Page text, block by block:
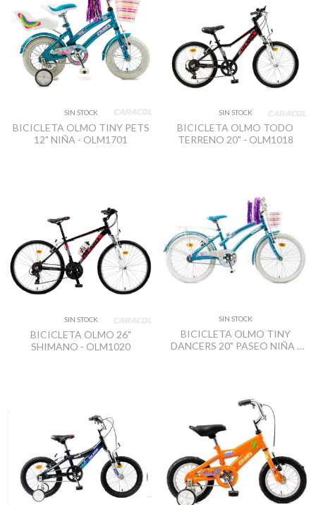
SIN STOCK
BICICLETA OLMO TINY PETS
12" NIÑA - OLM1701
SIN STOCK
BICICLETA OLMO TODO
TERRENO 20" - OLM1018
SIN STOCK
BICICLETA OLMO 26"
SHIMANO - OLM1020
SIN STOCK
BICICLETA OLMO TINY
DANCERS 20" PASEO NIÑA -